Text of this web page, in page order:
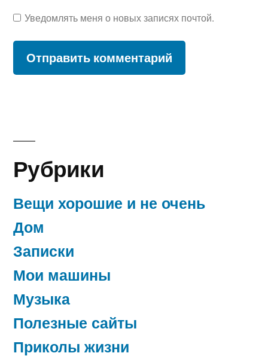
Уведомлять меня о новых записях почтой.
Рубрики
Вещи хорошие и не очень
Дом
Записки
Мои машины
Музыка
Полезные сайты
Приколы жизни